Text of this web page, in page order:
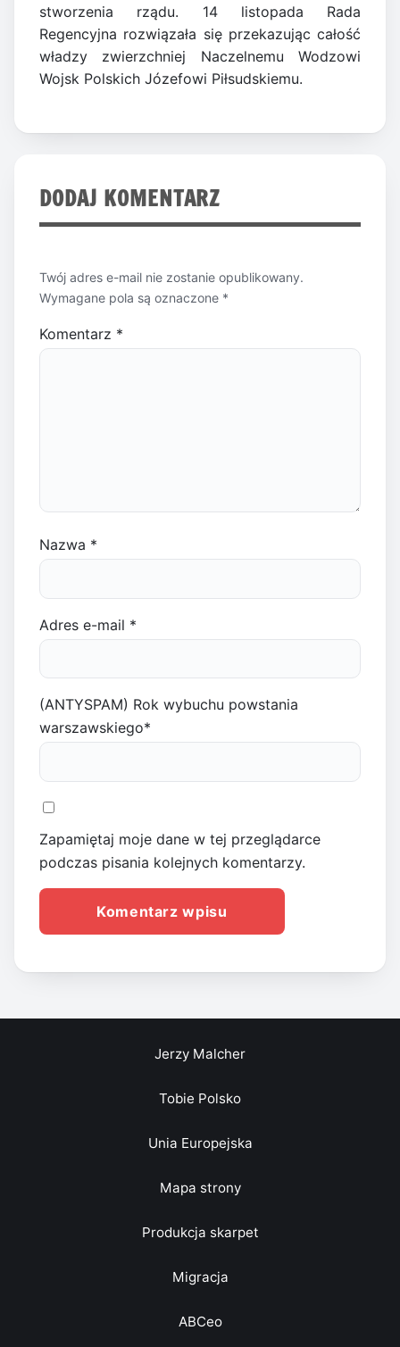
stworzenia rządu. 14 listopada Rada
Regencyjna rozwiązała się przekazując całość
władzy zwierzchniej Naczelnemu Wodzowi
Wojsk Polskich Józefowi Piłsudskiemu.
DODAJ KOMENTARZ
Twój adres e-mail nie zostanie opublikowany.
Wymagane pola są oznaczone *
Komentarz *
Nazwa *
Adres e-mail *
(ANTYSPAM) Rok wybuchu powstania
warszawskiego*
Zapamiętaj moje dane w tej przeglądarce
podczas pisania kolejnych komentarzy.
Jerzy Malcher
Tobie Polsko
Unia Europejska
Mapa strony
Produkcja skarpet
Migracja
ABCeo